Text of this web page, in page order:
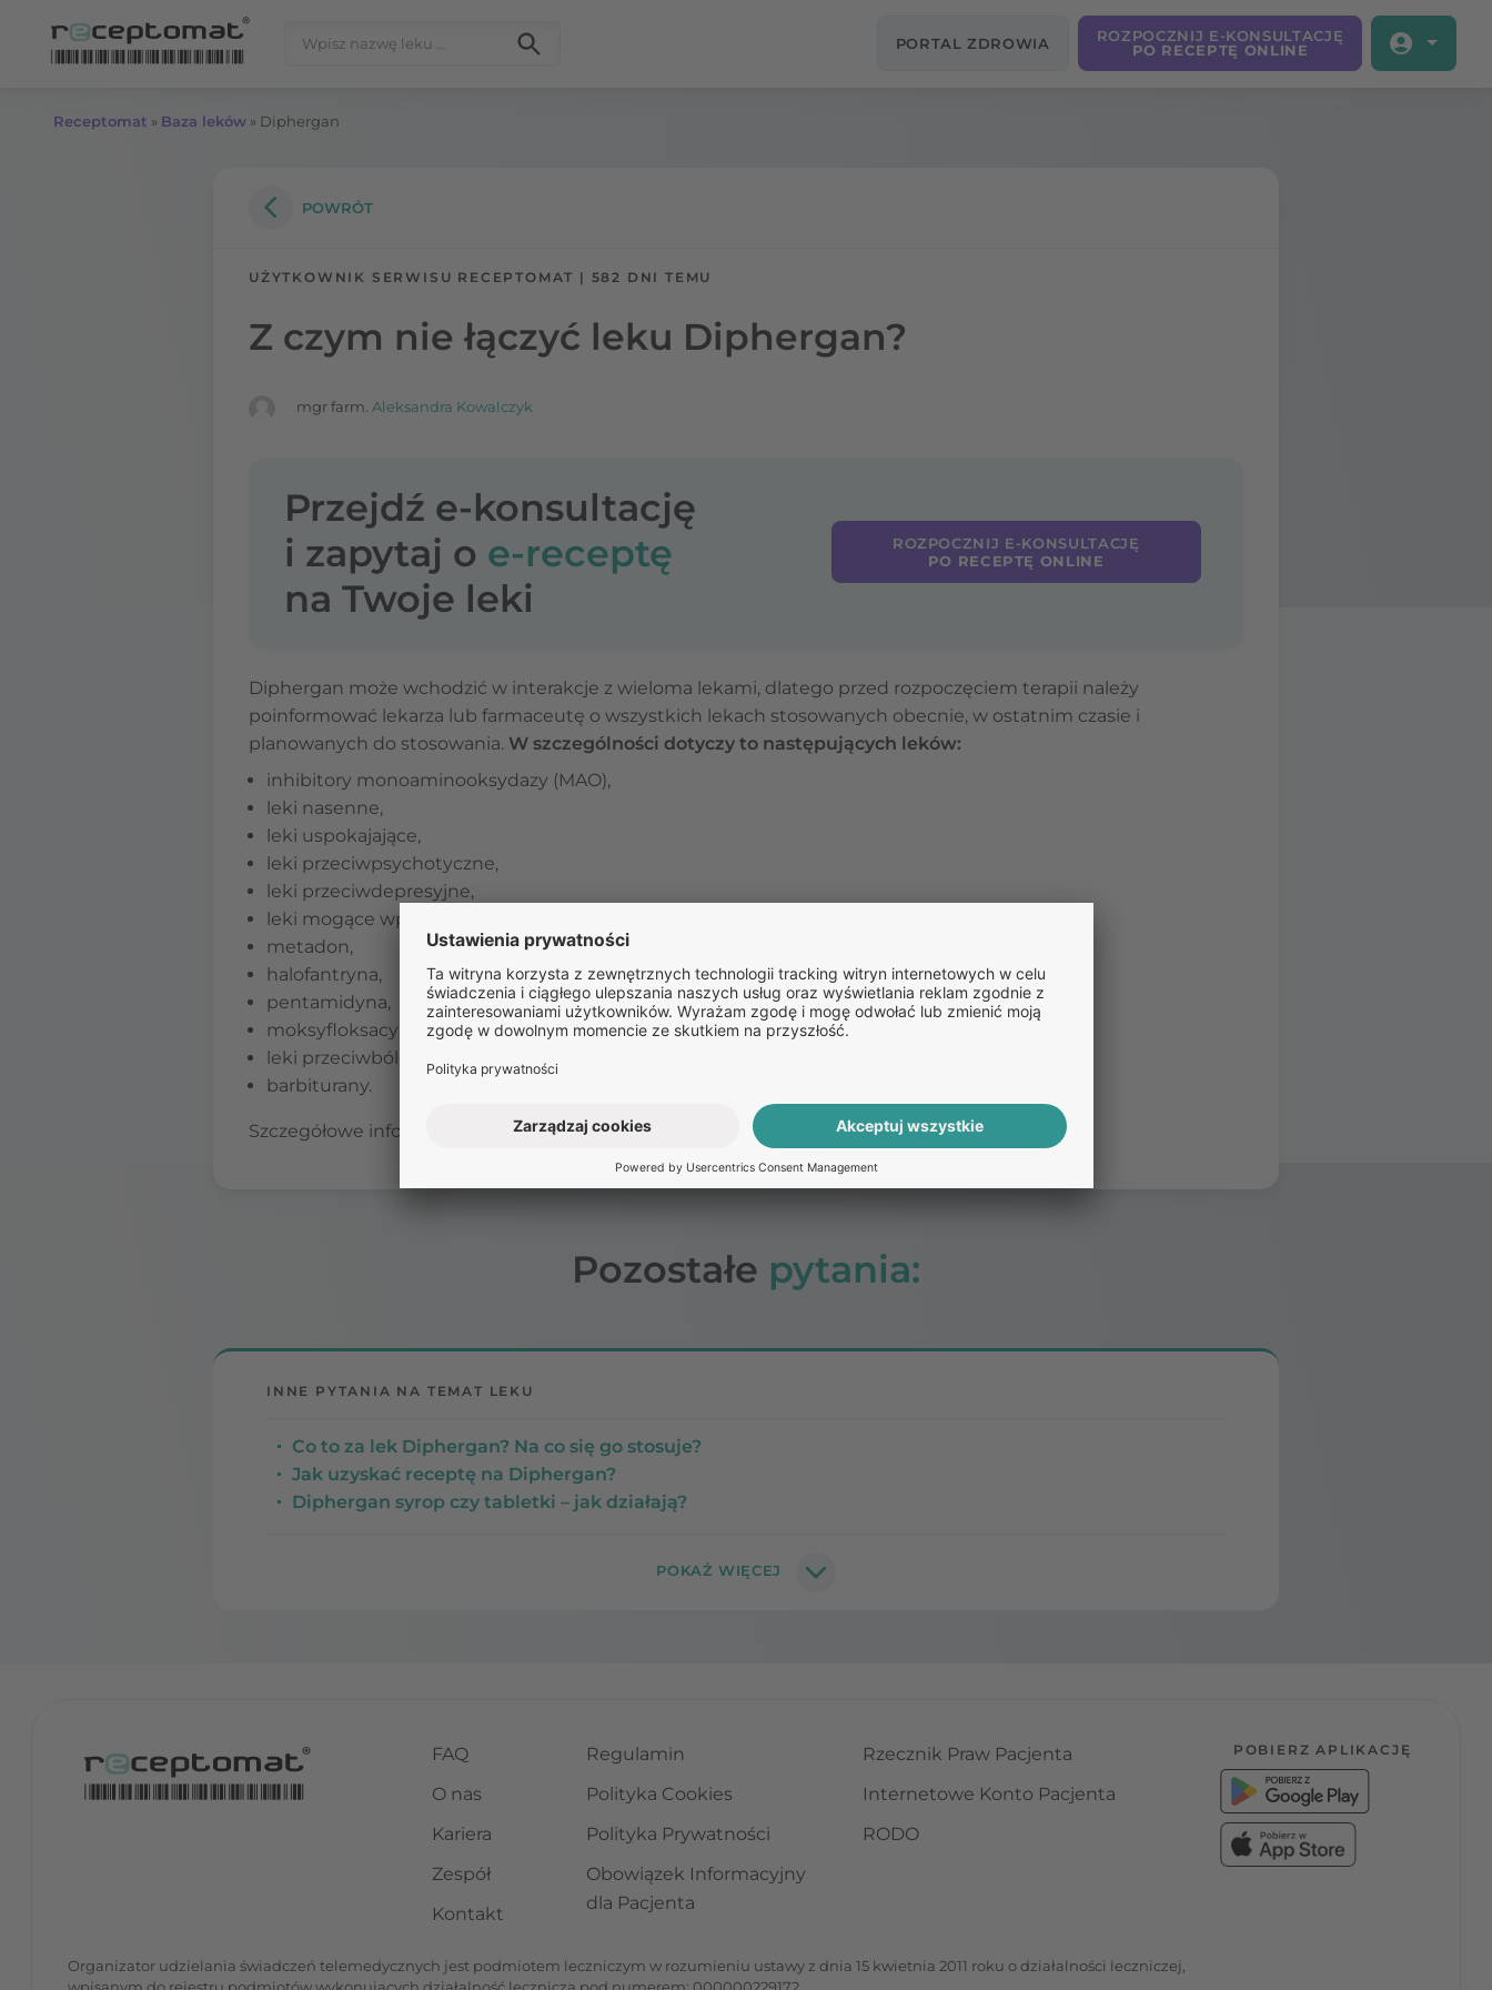
PORTAL ZDROWIA
ROZPOCZNIJ E-KONSULTACJĘ
PO RECEPTĘ ONLINE
Receptomat » Baza leków » Diphergan
POWRÓT
UŻYTKOWNIK SERWISU RECEPTOMAT | 582 DNI TEMU
Z czym nie łączyć leku Diphergan?
mgr farm. Aleksandra Kowalczyk
Przejdź e-konsultację
i zapytaj o e-receptę
na Twoje leki
ROZPOCZNIJ E-KONSULTACJĘ
PO RECEPTĘ ONLINE
Diphergan może wchodzić w interakcje z wieloma lekami, dlatego przed rozpoczęciem terapii należy
poinformować lekarza lub farmaceutę o wszystkich lekach stosowanych obecnie, w ostatnim czasie i
planowanych do stosowania. W szczególności dotyczy to następujących leków:
inhibitory monoaminooksydazy (MAO),
leki nasenne,
leki uspokajające,
leki przeciwpsychotyczne,
leki przeciwdepresyjne,
leki mogące wpływać na rytm serca,
metadon,
halofantryna,
pentamidyna,
moksyfloksacyna,
leki przeciwbólowe,
barbiturany.
Szczegółowe informacje na temat interakcji leku Diphergan znajdują się w ulotce i ChPL.
Pozostałe pytania:
INNE PYTANIA NA TEMAT LEKU
Co to za lek Diphergan? Na co się go stosuje?
Jak uzyskać receptę na Diphergan?
Diphergan syrop czy tabletki – jak działają?
FAQ
O nas
Kariera
Zespół
Kontakt
Regulamin
Polityka Cookies
Polityka Prywatności
Obowiązek Informacyjny
dla Pacjenta
Rzecznik Praw Pacjenta
Internetowe Konto Pacjenta
RODO
POBIERZ APLIKACJĘ
Organizator udzielania świadczeń telemedycznych jest podmiotem leczniczym w rozumieniu ustawy z dnia 15 kwietnia 2011 roku o działalności leczniczej,